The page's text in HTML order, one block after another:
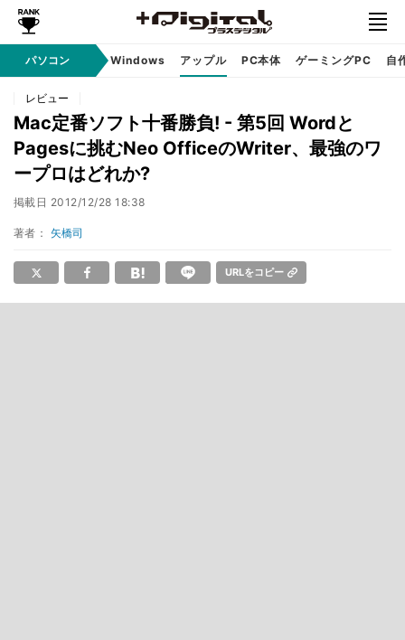
パソコン Windows アップル PC本体 ゲーミングPC 自
レビュー
Mac定番ソフト十番勝負! - 第5回 Wordと
Pagesに挑むNeo OfficeのWriter、最強のワ
ープロはどれか?
掲載日 2012/12/28 18:38
著者： 矢橋司
URLをコピー